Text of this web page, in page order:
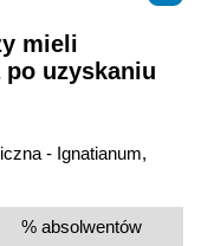
mieli
uzyskaniu
- Ignatianum,
% absolwentów